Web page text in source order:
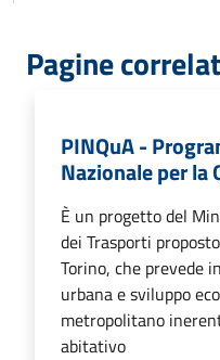
Pagine
PINQuA -
Nazionale per la
È un progetto del
dei Trasporti
Torino, che prevede
urbana e sviluppo
metropolitano
abitativo